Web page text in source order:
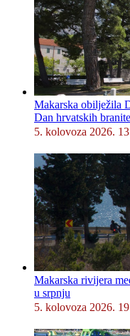
Makarska obilježila
Dan hrvatskih
5. kolovoza 2026.
Makarska rivijera
u srpnju
5. kolovoza 2026.